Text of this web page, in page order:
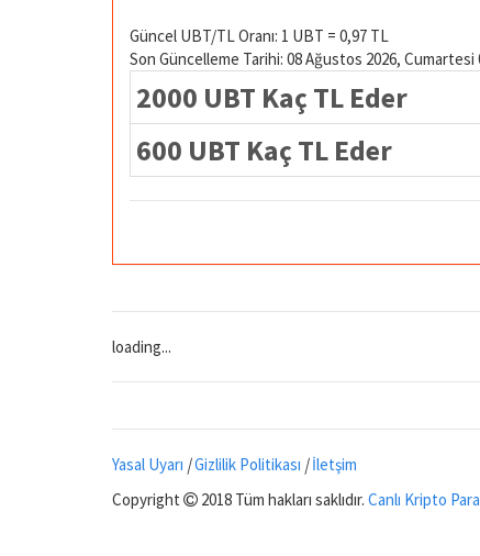
Güncel UBT/TL Oranı: 1 UBT = 0,97 TL
Son Güncelleme Tarihi: 08 Ağustos 2026, Cumartesi
2000 UBT Kaç TL Eder
600 UBT Kaç TL Eder
loading...
Yasal Uyarı |Gizlilik Politikası |İletşim
Copyright
2018 Tüm hakları saklıdır. Canlı Kripto